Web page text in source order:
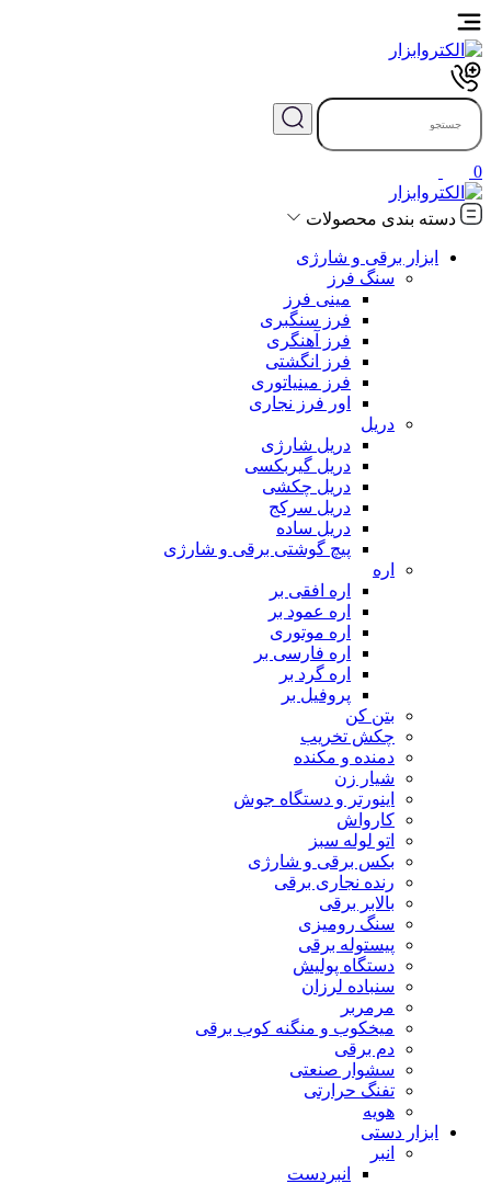
0
دسته بندی محصولات
ابزار برقی و شارژی
سنگ فرز
مینی فرز
فرز سنگبری
فرز آهنگری
فرز انگشتی
فرز مینیاتوری
اور فرز نجاری
دریل
دریل شارژی
دریل گیربکسی
دریل چکشی
دریل سرکج
دریل ساده
پیچ گوشتی برقی و شارژی
اره
اره افقی بر
اره عمود بر
اره موتوری
اره فارسی بر
اره گرد بر
پروفیل بر
بتن کن
چکش تخریب
دمنده و مکنده
شیار زن
اینورتر و دستگاه جوش
کارواش
اتو لوله سبز
بکس برقی و شارژی
رنده نجاری برقی
بالابر برقی
سنگ رومیزی
پیستوله برقی
دستگاه پولیش
سنباده لرزان
مرمربر
میخکوب و منگنه کوب برقی
دم برقی
سشوار صنعتی
تفنگ حرارتی
هویه
ابزار دستی
انبر
انبردست